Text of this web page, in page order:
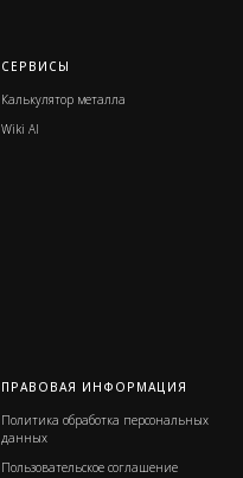
СЕРВИСЫ
Калькулятор металла
Wiki Al
ПРАВОВАЯ ИНФОРМАЦИЯ
Политика обработка персональных
данных
Пользовательское соглашение